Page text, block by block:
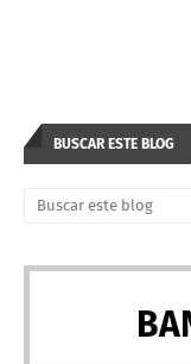
BUSCAR ESTE BLOG